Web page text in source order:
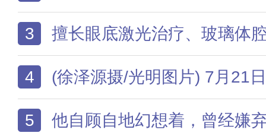
3 擅长眼底激光治疗、玻璃体腔注药等各类眼底内科治疗；毕业于新加坡国立大学医学院，并于美国约翰·霍普金斯大学获得博士学位；曾任新加坡全国眼科中心医学主任兼眼科教授、新保集团
4 (徐泽源摄/光明图片) 7月21日，在安徽省合肥市庐江县白湖镇中心小学，返乡大学生志愿者积极参加暑期关爱留守儿童活
5 他自顾自地幻想着，曾经嫌弃自己的女神，在看到他